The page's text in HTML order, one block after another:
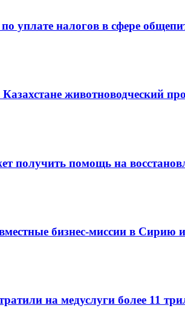
уплате налогов в сфере
животноводческий
получить помощь на
бизнес-миссии в Сирию
на медуслуги более 11